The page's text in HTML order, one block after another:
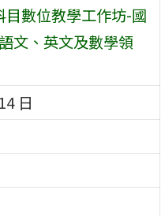
目數位教學工作坊-國
文、英文及數學領
日